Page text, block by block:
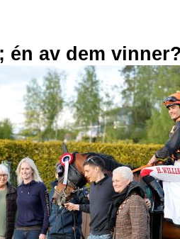
én av dem